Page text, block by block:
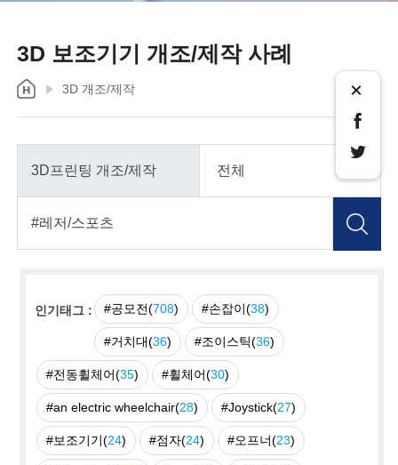
3D 보조기기 개조/제작 사례
3D 개조/제작 ×
인기태그 : #공모전(708) #손잡이(38)
#거치대(36) #조이스틱(36)
#전동휠체어(35) #휠체어(30)
#an electric wheelchair(28) #Joystick(27)
#보조기기(24) #점자(24) #오프너(23)